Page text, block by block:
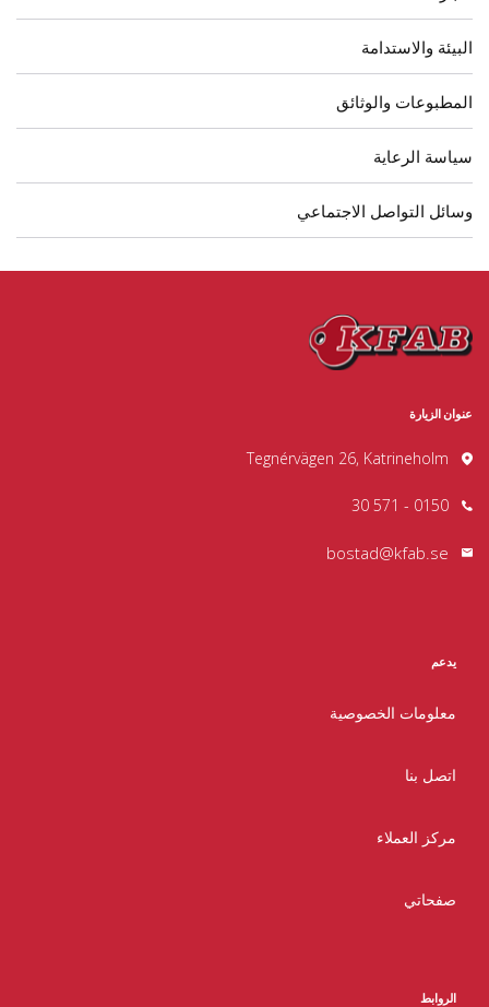
البيئة والاستدامة
المطبوعات والوثائق
سياسة الرعاية
وسائل التواصل الاجتماعي
عنوان الزيارة
Tegnérvägen 26, Katrineholm
0150 - 571 30
bostad@kfab.se
يدعم
معلومات الخصوصية
اتصل بنا
مركز العملاء
صفحاتي
الروابط